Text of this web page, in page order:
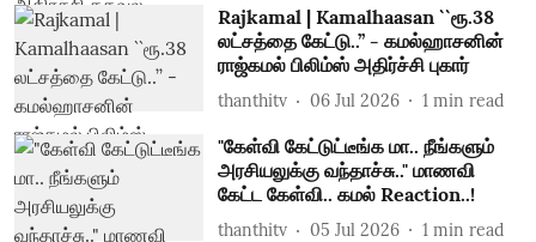
Rajkamal | Kamalhaasan ``ரூ.38
லட்சத்தை கேட்டு..’’ - கமல்ஹாசனின்
ராஜ்கமல் பிலிம்ஸ் அதிர்ச்சி புகார்
thanthitv 06 Jul 2026 1 min read
"கேள்வி கேட்டுட்டீங்க மா.. நீங்களும்
அரசியலுக்கு வந்தாச்சு.." மாணவி
கேட்ட கேள்வி.. கமல் Reaction..!
thanthitv 05 Jul 2026 1 min read